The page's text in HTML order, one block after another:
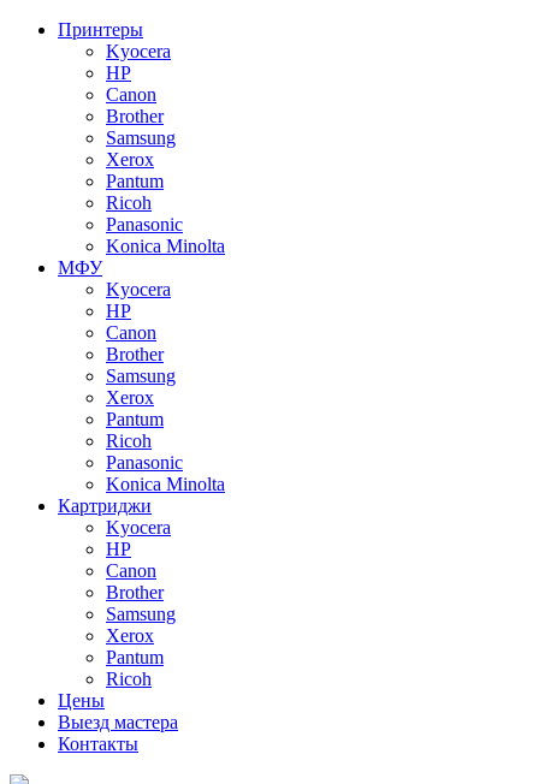
Принтеры
Kyocera
HP
Canon
Brother
Samsung
Xerox
Pantum
Ricoh
Panasonic
Konica Minolta
МФУ
Kyocera
HP
Canon
Brother
Samsung
Xerox
Pantum
Ricoh
Panasonic
Konica Minolta
Картриджи
Kyocera
HP
Canon
Brother
Samsung
Xerox
Pantum
Ricoh
Цены
Выезд мастера
Контакты